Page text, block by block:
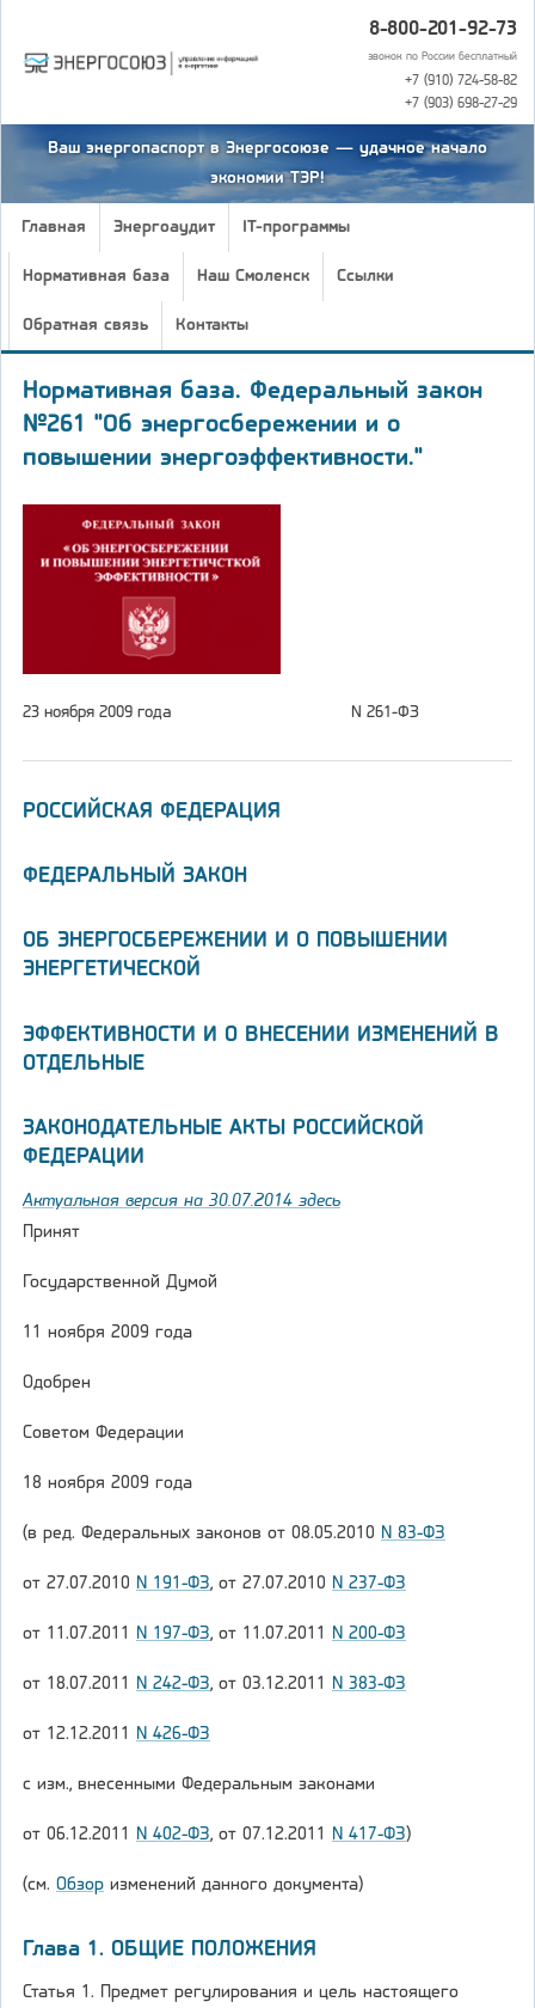
8-800-201-92-73
звонок по России бесплатный
+7 (910) 724-58-82
+7 (903) 698-27-29
Ваш энергопаспорт в Энергосоюзе — удачное начало
экономии ТЭР!
Главная Энергоаудит IT-программы
Нормативная база Наш Смоленск Ссылки
Обратная связь Контакты
Нормативная база. Федеральный закон
№261 "Об энергосбережении и о
повышении энергоэффективности."
23 ноября 2009 года N 261-ФЗ
РОССИЙСКАЯ ФЕДЕРАЦИЯ
ФЕДЕРАЛЬНЫЙ ЗАКОН
ОБ ЭНЕРГОСБЕРЕЖЕНИИ И О ПОВЫШЕНИИ
ЭНЕРГЕТИЧЕСКОЙ
ЭФФЕКТИВНОСТИ И О ВНЕСЕНИИ ИЗМЕНЕНИЙ В
ОТДЕЛЬНЫЕ
ЗАКОНОДАТЕЛЬНЫЕ АКТЫ РОССИЙСКОЙ
ФЕДЕРАЦИИ
Актуальная версия на 30.07.2014 здесь
Принят
Государственной Думой
11 ноября 2009 года
Одобрен
Советом Федерации
18 ноября 2009 года
(в ред. Федеральных законов от 08.05.2010 N 83-ФЗ
от 27.07.2010 N 191-ФЗ, от 27.07.2010 N 237-ФЗ
от 11.07.2011 N 197-ФЗ, от 11.07.2011 N 200-ФЗ
от 18.07.2011 N 242-ФЗ, от 03.12.2011 N 383-ФЗ
от 12.12.2011 N 426-ФЗ
с изм., внесенными Федеральным законами
от 06.12.2011 N 402-ФЗ, от 07.12.2011 N 417-ФЗ)
(см. Обзор изменений данного документа)
Глава 1. ОБЩИЕ ПОЛОЖЕНИЯ
Статья 1. Предмет регулирования и цель настоящего